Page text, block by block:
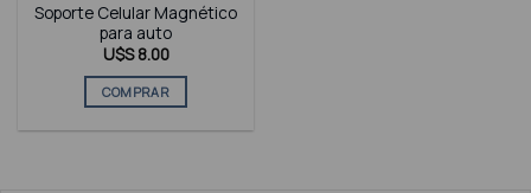
Soporte Celular Magnético
para auto
U$S8.00
COMPRAR